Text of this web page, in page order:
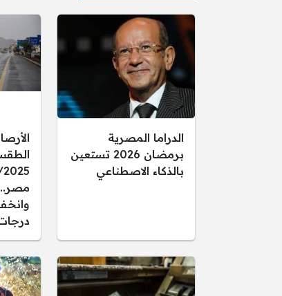
الدراما المصرية
برمضان 2026 تستعين
بالذكاء الاصطناعي
الطقس